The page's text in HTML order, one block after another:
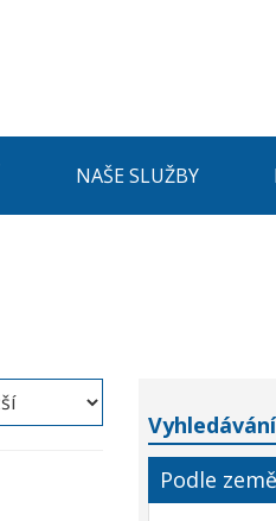
NAŠE SLUŽBY
Podle země